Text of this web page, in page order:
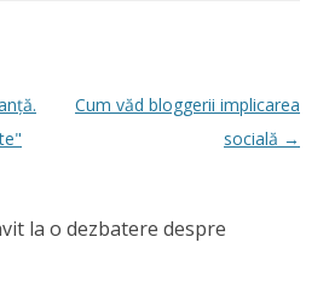
Cum văd bloggerii implicarea
socială →
la o dezbatere despre